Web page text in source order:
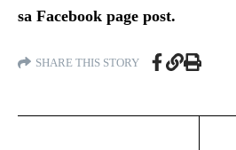
sa Facebook page post.
SHARE THIS STORY